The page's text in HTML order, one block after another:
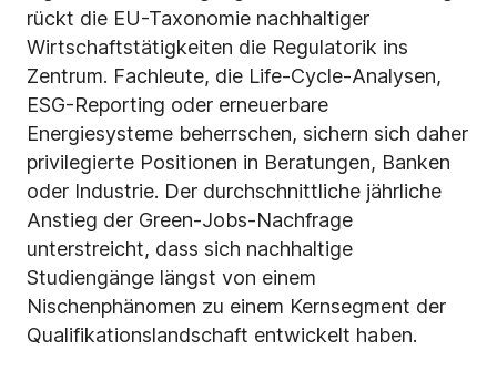
rückt die EU-Taxonomie nachhaltiger
Wirtschaftstätigkeiten die Regulatorik ins
Zentrum. Fachleute, die Life-Cycle-Analysen,
ESG-Reporting oder erneuerbare
Energiesysteme beherrschen, sichern sich daher
privilegierte Positionen in Beratungen, Banken
oder Industrie. Der durchschnittliche jährliche
Anstieg der Green-Jobs-Nachfrage
unterstreicht, dass sich nachhaltige
Studiengänge längst von einem
Nischenphänomen zu einem Kernsegment der
Qualifikationslandschaft entwickelt haben.